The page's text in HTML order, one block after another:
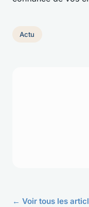
Actu
← Voir tous les